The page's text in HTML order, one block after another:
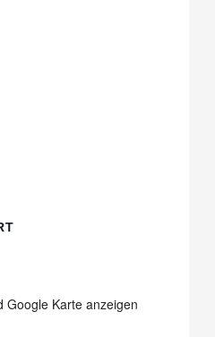
Google Karte anzeigen